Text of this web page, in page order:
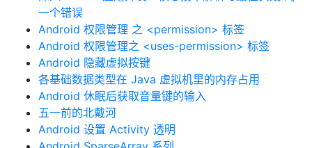
一个错误
Android 权限管理 之 <permission> 标签
Android 权限管理之 <uses-permission> 标签
Android 隐藏虚拟按键
各基础数据类型在 Java 虚拟机里的内存占用
Android 休眠后获取音量键的输入
五一前的北戴河
Android 设置 Activity 透明